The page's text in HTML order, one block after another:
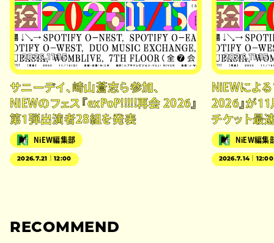
2026.11.15
サニーデイ、崎山蒼志ら参加、
NiEWのフェス『exPoP!!!!!再会 2026』
第1弾出演者28組を発表
NiEW編集部
2026.7.21｜12:00
2026.11.15
NiEWによ
2026』が
チケット最
NiEW編集
2026.7.14｜12:00
RECOMMEND